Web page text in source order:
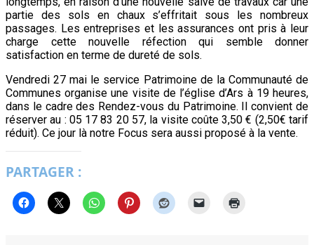
partie des sols en chaux s’effritait sous les nombreux
passages. Les entreprises et les assurances ont pris à leur
charge cette nouvelle réfection qui semble donner
satisfaction en terme de dureté de sols.
Vendredi 27 mai le service Patrimoine de la Communauté de
Communes organise une visite de l’église d’Ars à 19 heures,
dans le cadre des Rendez-vous du Patrimoine. Il convient de
réserver au : 05 17 83 20 57, la visite coûte 3,50 € (2,50€ tarif
réduit). Ce jour là notre Focus sera aussi proposé à la vente.
PARTAGER :